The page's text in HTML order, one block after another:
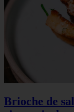
Brioche de